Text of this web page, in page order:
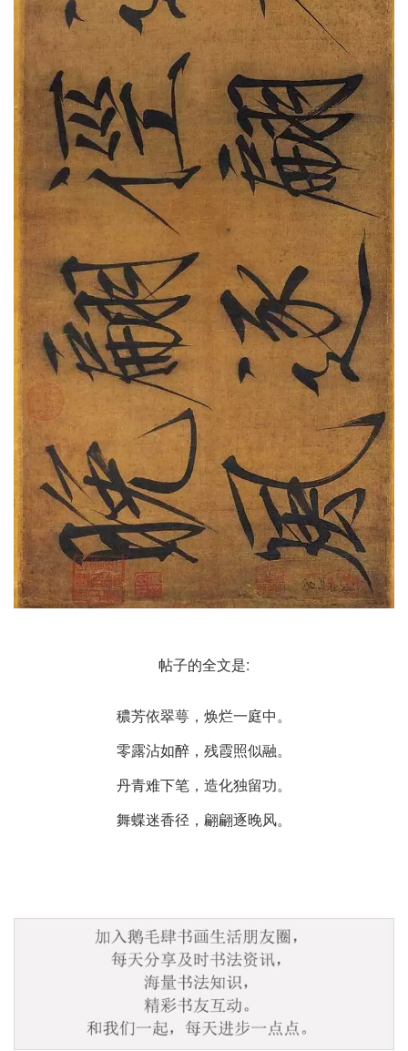
帖子的全文是:
穠芳依翠萼，焕烂一庭中。
零露沾如醉，残霞照似融。
丹青难下笔，造化独留功。
舞蝶迷香径，翩翩逐晚风。